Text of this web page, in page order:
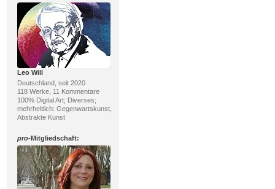
Leo Will
Deutschland, seit 2020
118 Werke, 11 Kommentare
100% Digital Art; Diverses;
mehrheitlich: Gegenwartskunst,
Abstrakte Kunst
pro-Mitgliedschaft: